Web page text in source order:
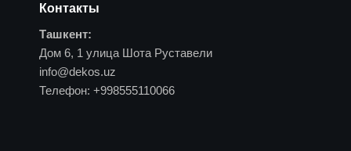
Контакты
Ташкент:
Дом 6, 1 улица Шота Руставели
info@dekos.uz
Телефон: +998555110066